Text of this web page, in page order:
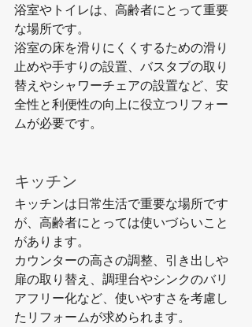
浴室やトイレは、高齢者にとって重要
な場所です。
浴室の床を滑りにくくするための滑り
止めや手すりの設置、バスタブの取り
替えやシャワーチェアの設置など、安
全性と利便性の向上に役立つリフォー
ムが必要です。
キッチン
キッチンは日常生活で重要な場所です
が、高齢者にとっては使いづらいこと
があります。
カウンターの高さの調整、引き出しや
扉の取り替え、調理台やシンクのバリ
アフリー化など、使いやすさを考慮し
たリフォームが求められます。